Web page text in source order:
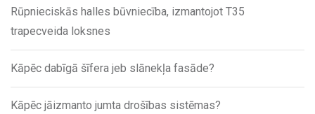
Rūpnieciskās halles būvniecība, izmantojot T35
trapecveida loksnes
Kāpēc dabīgā šīfera jeb slānekļa fasāde?
Kāpēc jāizmanto jumta drošības sistēmas?